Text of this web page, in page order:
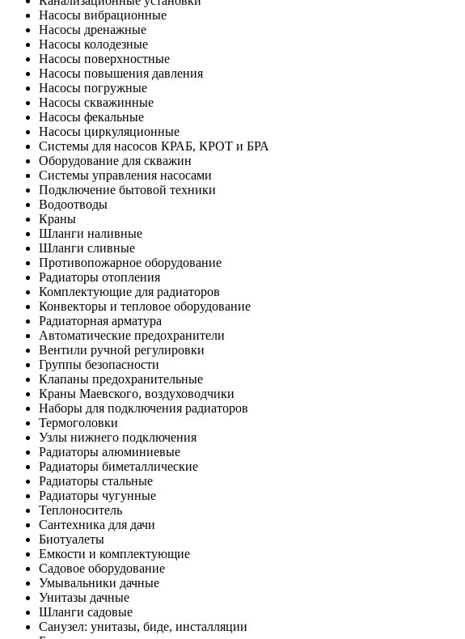
Насосы вибрационные
Насосы дренажные
Насосы колодезные
Насосы поверхностные
Насосы повышения давления
Насосы погружные
Насосы скважинные
Насосы фекальные
Насосы циркуляционные
Системы для насосов КРАБ, КРОТ и БРА
Оборудование для скважин
Системы управления насосами
Подключение бытовой техники
Водоотводы
Краны
Шланги наливные
Шланги сливные
Противопожарное оборудование
Радиаторы отопления
Комплектующие для радиаторов
Конвекторы и тепловое оборудование
Радиаторная арматура
Автоматические предохранители
Вентили ручной регулировки
Группы безопасности
Клапаны предохранительные
Краны Маевского, воздуховодчики
Наборы для подключения радиаторов
Термоголовки
Узлы нижнего подключения
Радиаторы алюминиевые
Радиаторы биметаллические
Радиаторы стальные
Радиаторы чугунные
Теплоноситель
Сантехника для дачи
Биотуалеты
Емкости и комплектующие
Садовое оборудование
Умывальники дачные
Унитазы дачные
Шланги садовые
Санузел: унитазы, биде, инсталляции